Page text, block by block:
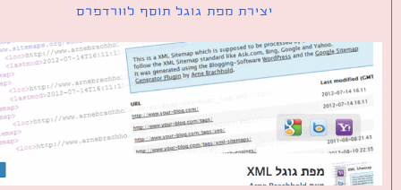
יצירת מפת גוגל תוסף לוורדפרס